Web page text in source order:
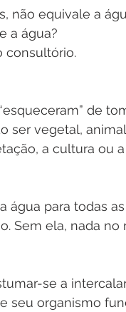
não equivale a
a água?
consultório.
de
ser vegetal,
a cultura ou
água para todas
Sem ela, nada
se a
seu organismo